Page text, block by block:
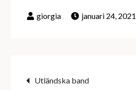
januari 24, 2021
Utländska band